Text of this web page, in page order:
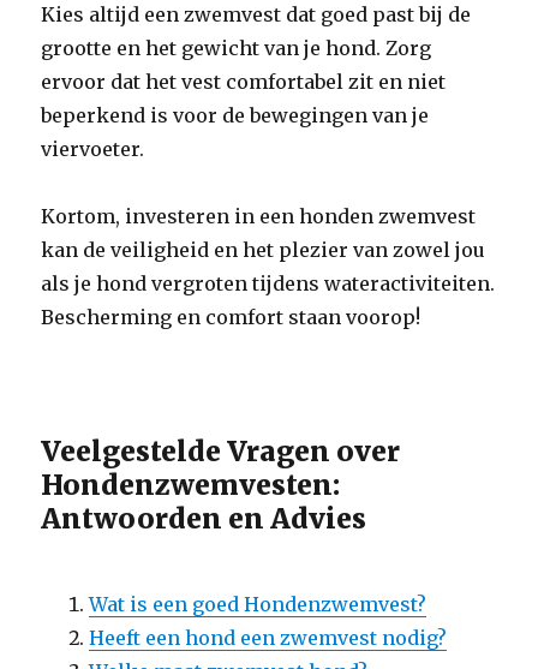
Kies altijd een zwemvest dat goed past bij de
grootte en het gewicht van je hond. Zorg
ervoor dat het vest comfortabel zit en niet
beperkend is voor de bewegingen van je
viervoeter.
Kortom, investeren in een honden zwemvest
kan de veiligheid en het plezier van zowel jou
als je hond vergroten tijdens wateractiviteiten.
Bescherming en comfort staan voorop!
Veelgestelde Vragen over
Hondenzwemvesten:
Antwoorden en Advies
Wat is een goed Hondenzwemvest?
Heeft een hond een zwemvest nodig?